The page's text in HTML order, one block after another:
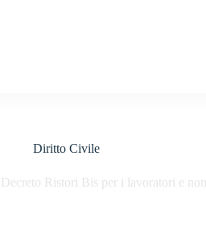
Diritto Civile
Decreto Ristori Bis per i lavoratori e non